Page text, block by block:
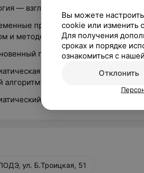
— взгляд дерматолога и
представления о псориазе.
и методов лечения»
псориаз: новые средства
эритродермия:
алгоритм»
артрит»
ул. Б.Троицкая, 51
Вы можете
cookie или изменить
Для получения
сроках и порядке
ознакомиться с нашей
Отклонить